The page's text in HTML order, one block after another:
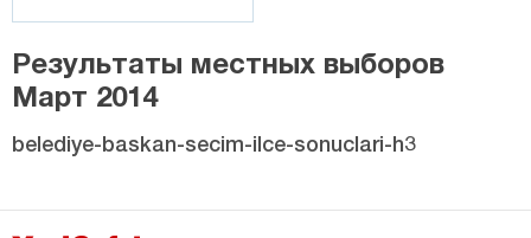
Результаты местных выборов
Март 2014
belediye-baskan-secim-ilce-sonuclari-h3